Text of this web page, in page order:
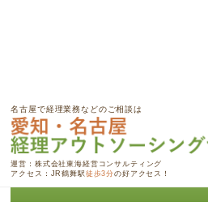
名古屋で経理業務などのご相談は
運営：株式会社東海経営コンサルティング
アクセス：JR鶴舞駅 徒歩3分の好アクセス！
愛知・名古屋 経理アウトソーシングサポー
支払管理代行のメリット
支払管理代行のメリ